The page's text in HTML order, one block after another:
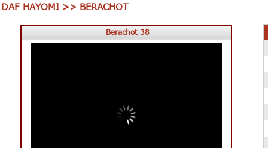
DAF HAYOMI >> BERACHOT
Berachot 38